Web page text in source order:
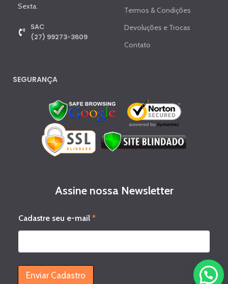
Sexta.
SAC
(27) 99273-3609
Termos & Condições
Devoluções e Trocas
Contato
SEGURANÇA
Assine nossa Newsletter
e
u
-
a
Cadastre seu e-mail*
Enviar Cadastro